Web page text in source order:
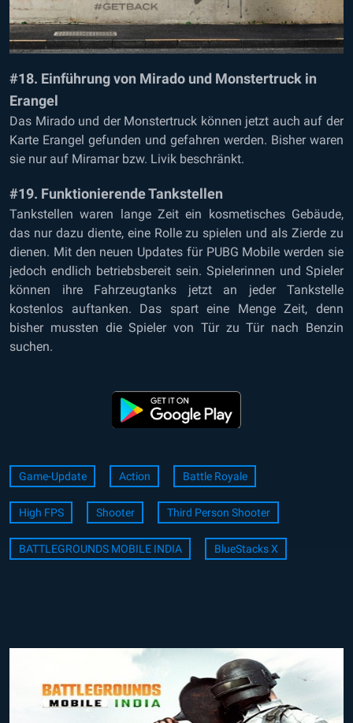
#18. Einführung von Mirado und Monstertruck in
Erangel
Das Mirado und der Monstertruck können jetzt auch auf der
Karte Erangel gefunden und gefahren werden. Bisher waren
sie nur auf Miramar bzw. Livik beschränkt.
#19. Funktionierende Tankstellen
Tankstellen waren lange Zeit ein kosmetisches Gebäude,
das nur dazu diente, eine Rolle zu spielen und als Zierde zu
dienen. Mit den neuen Updates für PUBG Mobile werden sie
jedoch endlich betriebsbereit sein. Spielerinnen und Spieler
können ihre Fahrzeugtanks jetzt an jeder Tankstelle
kostenlos auftanken. Das spart eine Menge Zeit, denn
bisher mussten die Spieler von Tür zu Tür nach Benzin
suchen.
Game-Update Action Battle Royale
High FPS Shooter Third Person Shooter
BATTLEGROUNDS MOBILE INDIA BlueStacks X